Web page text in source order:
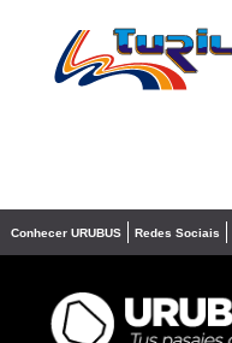
Conhecer URUBUS Redes Sociais